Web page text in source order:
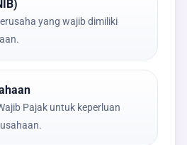
yang wajib dimiliki
Pajak untuk keperluan